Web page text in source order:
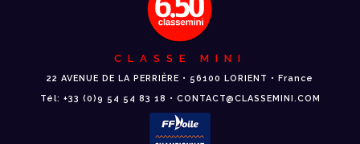
CLASSE MINI
22 AVENUE DE LA PERRIÈRE • 56100 LORIENT • France
Tél: +33 (0)9 54 54 83 18 • CONTACT@CLASSEMINI.COM